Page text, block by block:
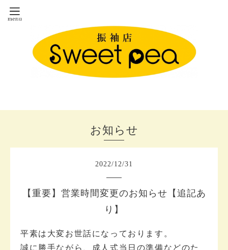
お知らせ
2022/12/31
【重要】営業時間変更のお知らせ【追記あ
り】
平素は大変お世話になっております。
誠に勝手ながら、成人式当日の準備などのた